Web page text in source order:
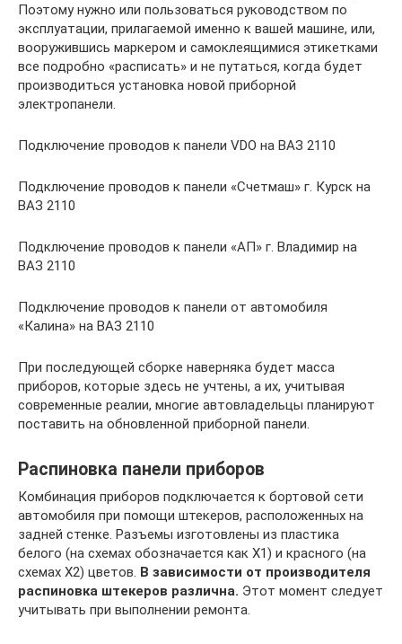
Поэтому нужно или пользоваться руководством по
эксплуатации, прилагаемой именно к вашей машине, или,
вооружившись маркером и самоклеящимися этикетками
все подробно «расписать» и не путаться, когда будет
производиться установка новой приборной
электропанели.
Подключение проводов к панели VDO на ВАЗ 2110
Подключение проводов к панели «Счетмаш» г. Курск на
ВАЗ 2110
Подключение проводов к панели «АП» г. Владимир на
ВАЗ 2110
Подключение проводов к панели от автомобиля
«Калина» на ВАЗ 2110
При последующей сборке наверняка будет масса
приборов, которые здесь не учтены, а их, учитывая
современные реалии, многие автовладельцы планируют
поставить на обновленной приборной панели.
Распиновка панели приборов
Комбинация приборов подключается к бортовой сети
автомобиля при помощи штекеров, расположенных на
задней стенке. Разъемы изготовлены из пластика
белого (на схемах обозначается как Х1) и красного (на
схемах Х2) цветов. В зависимости от производителя
распиновка штекеров различна. Этот момент следует
учитывать при выполнении ремонта.